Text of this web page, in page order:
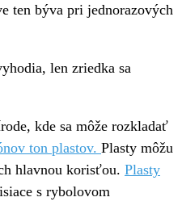
ten býva pri jednorazových
len zriedka sa
kde sa môže rozkladať
ton plastov. Plasty môžu
hlavnou korisťou. Plasty
s rybolovom